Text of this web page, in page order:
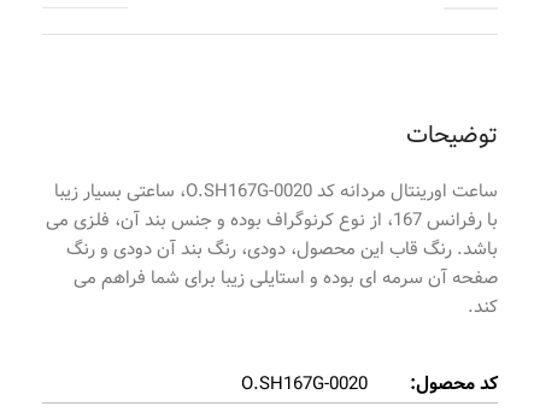
توضیحات
ساعت اورینتال مردانه کد O.SH167G-0020، ساعتی بسیار زیبا
با رفرانس 167، از نوع کرنوگراف بوده و جنس بند آن، فلزی می
باشد. رنگ قاب این محصول، دودی، رنگ بند آن دودی و رنگ
صفحه آن سرمه ای بوده و استایلی زیبا برای شما فراهم می
کند.
کد محصول:
O.SH167G-0020